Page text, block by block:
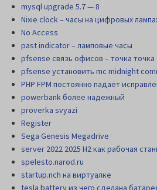
mysql upgrade 5.7 — 8
Nixie clock – часы на цифровых
No Access
past indicator – ламповые часы
pfsense связь офисов – точка точка
pfsense установить mc midnight
PHP FPM постоянно падает
powerbank более надежный
proverka svyazi
Register
Sega Genesis Megadrive
server 2022 2025 H2 как рабочая
spelesto.narod.ru
startup.nch на виртуалке
tesla battery из чего сделана